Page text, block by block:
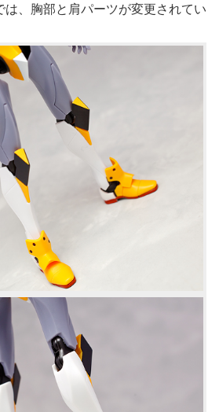
は、胸部と肩パーツが変更されてい